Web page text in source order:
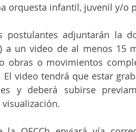
orquesta infantil, juvenil y/o
postulantes adjuntarán la
a un video de al menos 15
obras o movimientos
video tendrá que estar
y deberá subirse